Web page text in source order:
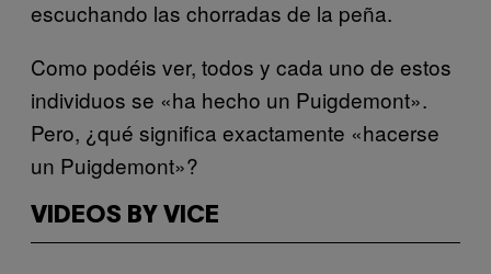
escuchando las chorradas de la peña.
Como podéis ver, todos y cada uno de estos
individuos se «ha hecho un Puigdemont».
Pero, ¿qué significa exactamente «hacerse
un Puigdemont»?
VIDEOS BY VICE